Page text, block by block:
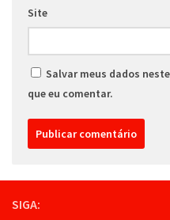
Site
Salvar meus dados
que eu comentar.
SIGA: